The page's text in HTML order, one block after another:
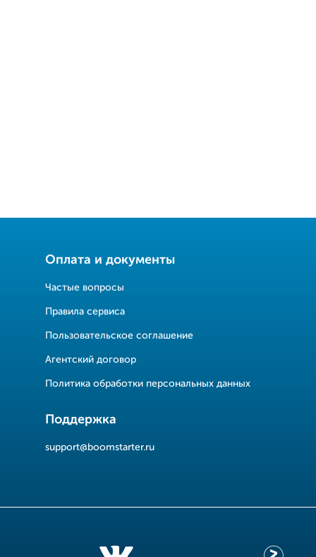
Оплата и документы
Частые вопросы
Правила сервиса
Пользовательское соглашение
Агентский договор
Политика обработки персональных данных
Поддержка
support@boomstarter.ru